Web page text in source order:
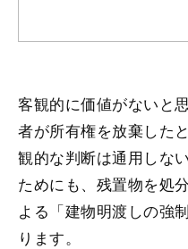
客観的に価値がないと
者が所有権を放棄した
観的な判断は通用しな
ためにも、残置物を処
よる「建物明渡しの強
ります。